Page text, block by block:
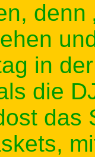
in
die
das